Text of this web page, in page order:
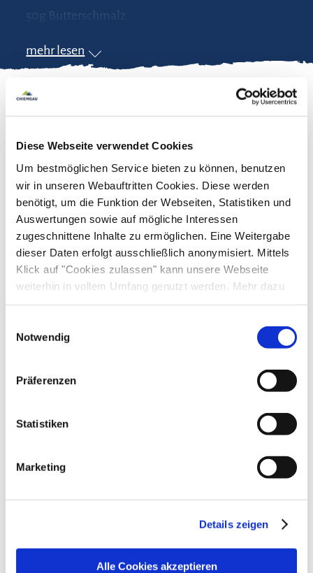
Diese Webseite verwendet Cookies
Um bestmöglichen Service bieten zu können, benutzen
wir in unseren Webauftritten Cookies. Diese werden
benötigt, um die Funktion der Webseiten, Statistiken und
Auswertungen sowie auf mögliche Interessen
zugeschnittene Inhalte zu ermöglichen. Eine Weitergabe
dieser Daten erfolgt ausschließlich anonymisiert. Mittels
Klick auf "Cookies zulassen" kann unsere Webseite
weiterhin in vollem Umfang genutzt werden. Mehr dazu
steht in unserer Datenschutzerklärung.
gelistet.
Notwendig
Präferenzen
Statistiken
Marketing
Details zeigen
Alle Cookies akzeptieren
50g Butterschmalz
Petersilie
mehr lesen
Zubereitung
waschen und abtrocknen. Mit Salz,
Pfeffer und Zitrone würzen und mehlieren.
Danach inButterschmalzanbraten. Butter
auflösen.Zitronenfilets und Petersilie
hinzugeben und über die Renken gießen. Dazu
passen Salzkartoffeln und Blattsalat.
mehr lesen